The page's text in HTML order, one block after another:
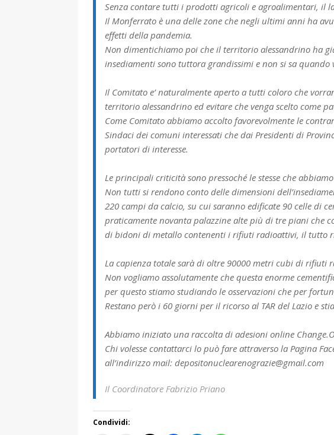
Senza contare tutti i prodotti agricoli e agroalimentari, il
Il Monferrato è una delle zone che negli ultimi anni ha
effetti della pandemia.
Non dimentichiamo poi che il territorio alessandrino ha
insediamenti sono tuttora grandissimi e non si sa quando
Il Comitato e’ naturalmente aperto a tutti coloro che
territorio alessandrino ed evitare che venga scelto come
Come Comitato abbiamo accolto favorevolmente le
Sindaci dei comuni interessati che dai Presidenti di
portatori di interesse.
Le principali criticità sono pressoché le stesse che
Non tutti si rendono conto delle dimensioni
220 campi da calcio, su cui saranno edificate 90 celle di
praticamente novanta palazzine alte più di tre piani che
di bidoni di metallo contenenti i rifiuti radioattivi, il tutto
La capienza totale sarà di oltre 90000 metri cubi di rifiuti
Non vogliamo assolutamente che questa enorme
per questo stiamo studiando le osservazioni che per
Restano però i 60 giorni per il ricorso al TAR del Lazio e
Abbiamo iniziato una raccolta di adesioni online
Chi volesse contattarci lo può fare attraverso la Pagina
all’indirizzo mail: depositonuclearenograzie@gmail.com
Il Coordinatore Fabrizio Priano
Condividi: